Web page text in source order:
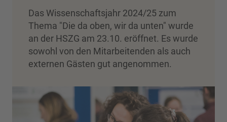
Das Wissenschaftsjahr 2024/25 zum
Thema "Die da oben, wir da unten" wurde
an der HSZG am 23.10. eröffnet. Es wurde
sowohl von den Mitarbeitenden als auch
externen Gästen gut angenommen.